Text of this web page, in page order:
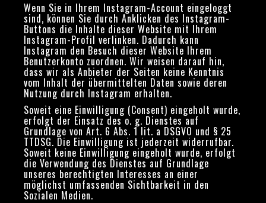
Wenn Sie in Ihrem Instagram-Account eingeloggt
sind, können Sie durch Anklicken des Instagram-
Buttons die Inhalte dieser Website mit Ihrem
Instagram-Profil verlinken. Dadurch kann
Instagram den Besuch dieser Website Ihrem
Benutzerkonto zuordnen. Wir weisen darauf hin,
dass wir als Anbieter der Seiten keine Kenntnis
vom Inhalt der übermittelten Daten sowie deren
Nutzung durch Instagram erhalten.
Soweit eine Einwilligung (Consent) eingeholt wurde,
erfolgt der Einsatz des o. g. Dienstes auf
Grundlage von Art. 6 Abs. 1 lit. a DSGVO und § 25
TTDSG. Die Einwilligung ist jederzeit widerrufbar.
Soweit keine Einwilligung eingeholt wurde, erfolgt
die Verwendung des Dienstes auf Grundlage
unseres berechtigten Interesses an einer
möglichst umfassenden Sichtbarkeit in den
Sozialen Medien.